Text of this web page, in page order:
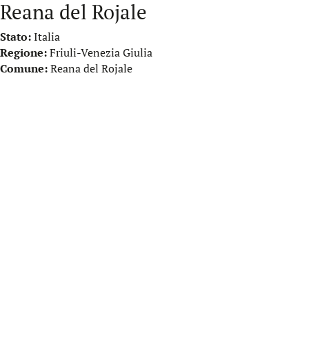
Reana del Rojale
Stato:Italia
Regione:Friuli-Venezia Giulia
Comune:Reana del Rojale